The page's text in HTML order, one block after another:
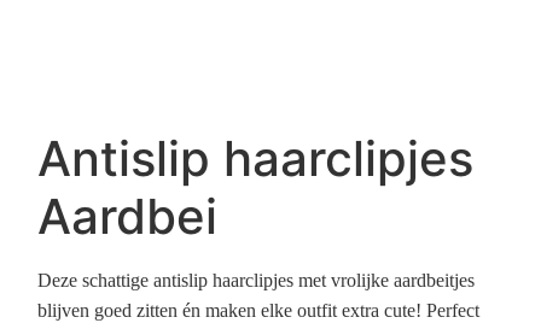
Antislip haarclipjes
Aardbei
Deze schattige antislip haarclipjes met vrolijke aardbeitjes
blijven goed zitten én maken elke outfit extra cute! Perfect